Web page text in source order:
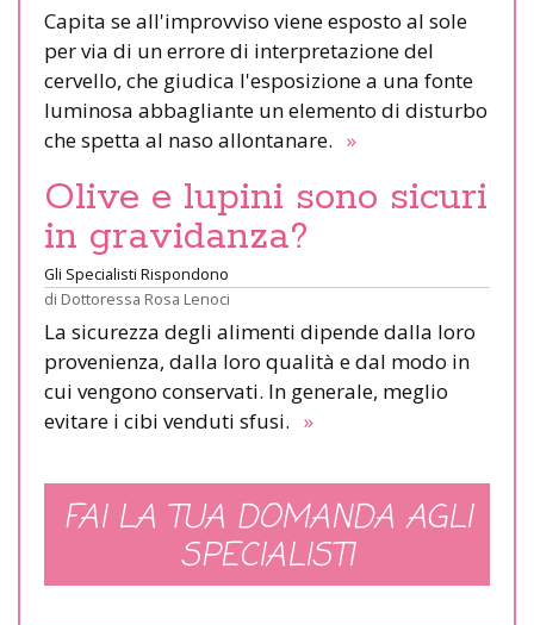
Capita se all'improvviso viene esposto al sole
per via di un errore di interpretazione del
cervello, che giudica l'esposizione a una fonte
luminosa abbagliante un elemento di disturbo
che spetta al naso allontanare. »
Olive e lupini sono sicuri
in gravidanza?
Gli Specialisti Rispondono
di Dottoressa Rosa Lenoci
La sicurezza degli alimenti dipende dalla loro
provenienza, dalla loro qualità e dal modo in
cui vengono conservati. In generale, meglio
evitare i cibi venduti sfusi. »
FAI LA TUA DOMANDA AGLI
SPECIALISTI